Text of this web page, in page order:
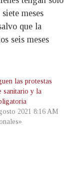
meses
que la
seis meses
las protestas
sanitario y la
2021 8:16 AM